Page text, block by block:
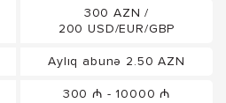
300 AZN /
200 USD/EUR/GBP
Aylıq abunə 2.50 AZN
300 ₼ - 10000 ₼